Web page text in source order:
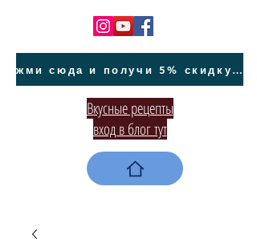
жми сюда и получи 5% скидку на покупку авто на Кипре и автообслуживание
Вкусные рецепты
вход в блог тут